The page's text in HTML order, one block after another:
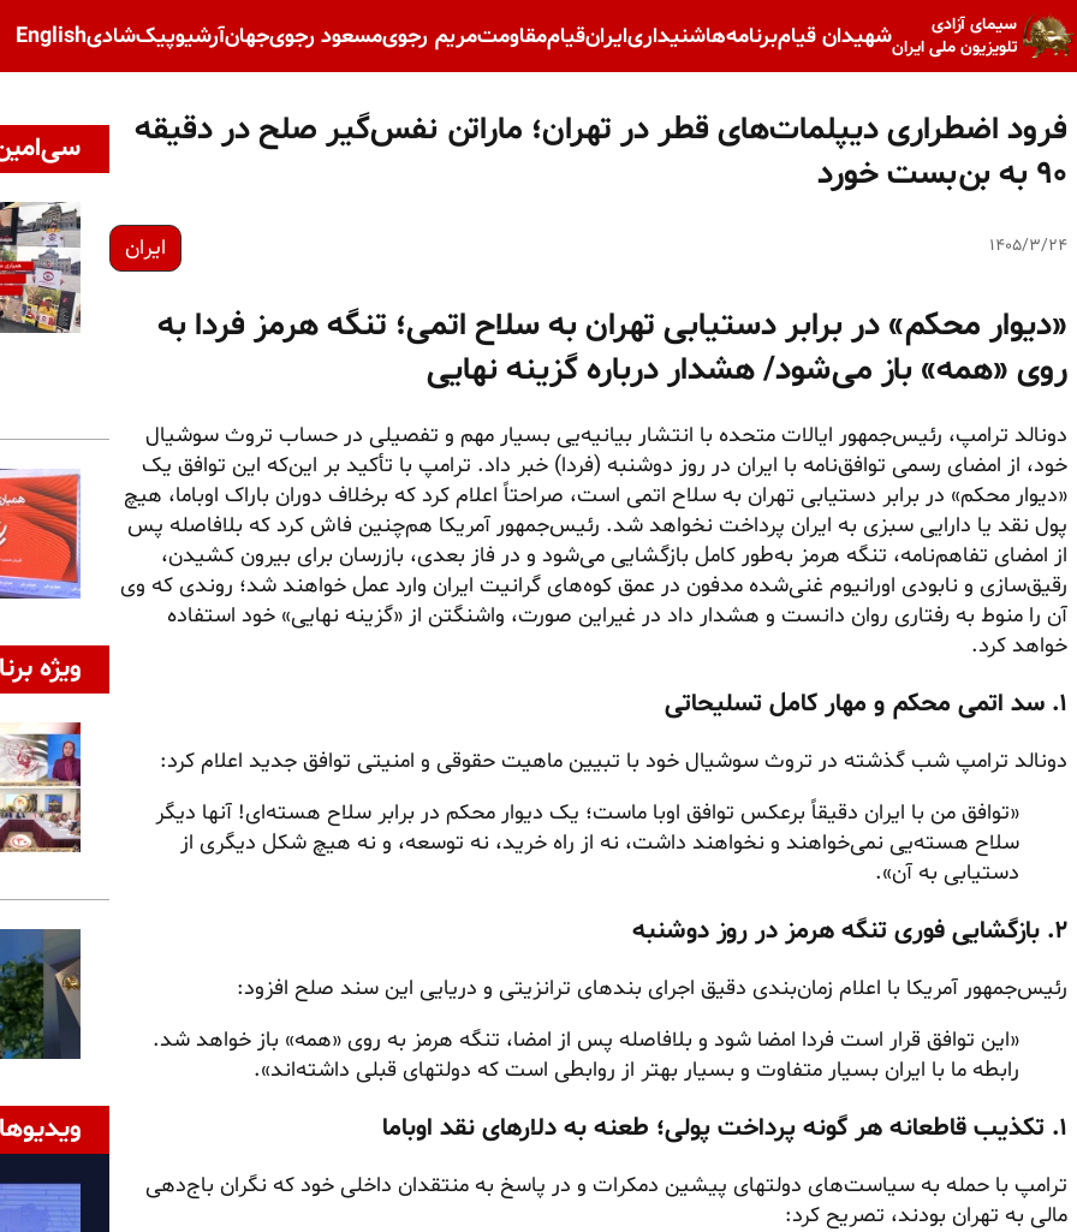
سیمای آزادی
تلویزیون ملی ایرانشهیدان قیامبرنامه‌هاشنیداریایرانقیاممقاومتمریم رجویمسعود رجویجهانآرشیوپیک‌شادیEnglish
فرود اضطراری دیپلمات‌های قطر در تهران؛ ماراتن نفس‌گیر صلح در دقیقه
۹۰ به بن‌بست خورد
۱۴۰۵/۳/۲۴ ایران
«دیوار محکم» در برابر دستیابی تهران به سلاح اتمی؛ تنگه هرمز فردا به
روی «همه» باز می‌شود/ هشدار درباره گزینه نهایی
دونالد ترامپ، رئیس‌جمهور ایالات متحده با انتشار بیانیه‌یی بسیار مهم و تفصیلی در حساب تروث سوشیال
خود، از امضای رسمی توافق‌نامه با ایران در روز دوشنبه (فردا) خبر داد. ترامپ با تأکید بر این‌که این توافق یک
«دیوار محکم» در برابر دستیابی تهران به سلاح اتمی است، صراحتاً اعلام کرد که برخلاف دوران باراک اوباما، هیچ
پول نقد یا دارایی سبزی به ایران پرداخت نخواهد شد. رئیس‌جمهور آمریکا هم‌چنین فاش کرد که بلافاصله پس
از امضای تفاهم‌نامه، تنگه هرمز به‌طور کامل بازگشایی می‌شود و در فاز بعدی، بازرسان برای بیرون کشیدن،
رقیق‌سازی و نابودی اورانیوم غنی‌شده مدفون در عمق کوه‌های گرانیت ایران وارد عمل خواهند شد؛ روندی که وی
آن را منوط به رفتاری روان دانست و هشدار داد در غیراین صورت، واشنگتن از «گزینه نهایی» خود استفاده
خواهد کرد.
۱. سد اتمی محکم و مهار کامل تسلیحاتی
دونالد ترامپ شب گذشته در تروث سوشیال خود با تبیین ماهیت حقوقی و امنیتی توافق جدید اعلام کرد:
«توافق من با ایران دقیقاً برعکس توافق اوبا ماست؛ یک دیوار محکم در برابر سلاح هسته‌ای! آنها دیگر
سلاح هسته‌یی نمی‌خواهند و نخواهند داشت، نه از راه خرید، نه توسعه، و نه هیچ شکل دیگری از
دستیابی به آن».
۲. بازگشایی فوری تنگه هرمز در روز دوشنبه
رئیس‌جمهور آمریکا با اعلام زمان‌بندی دقیق اجرای بندهای ترانزیتی و دریایی این سند صلح افزود:
«این توافق قرار است فردا امضا شود و بلافاصله پس از امضا، تنگه هرمز به روی «همه» باز خواهد شد.
رابطه ما با ایران بسیار متفاوت و بسیار بهتر از روابطی است که دولتهای قبلی داشته‌اند».
۱. تکذیب قاطعانه هر گونه پرداخت پولی؛ طعنه به دلار‌های نقد اوباما
ترامپ با حمله به سیاست‌های دولتهای پیشین دمکرات و در پاسخ به منتقدان داخلی خود که نگران باج‌دهی
مالی به تهران بودند، تصریح کرد:
ویژه